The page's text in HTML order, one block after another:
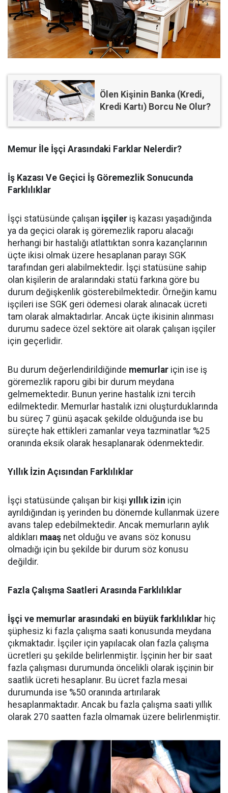
Ölen Kişinin Banka (Kredi,
Kredi Kartı) Borcu Ne Olur?
Memur İle İşçi Arasındaki Farklar Nelerdir?
İş Kazası Ve Geçici İş Göremezlik Sonucunda
Farklılıklar
İşçi statüsünde çalışan işçiler iş kazası yaşadığında
ya da geçici olarak iş göremezlik raporu alacağı
herhangi bir hastalığı atlattıktan sonra kazançlarının
üçte ikisi olmak üzere hesaplanan parayı SGK
tarafından geri alabilmektedir. İşçi statüsüne sahip
olan kişilerin de aralarındaki statü farkına göre bu
durum değişkenlik gösterebilmektedir. Örneğin kamu
işçileri ise SGK geri ödemesi olarak alınacak ücreti
tam olarak almaktadırlar. Ancak üçte ikisinin alınması
durumu sadece özel sektöre ait olarak çalışan işçiler
için geçerlidir.
Bu durum değerlendirildiğinde memurlar için ise iş
göremezlik raporu gibi bir durum meydana
gelmemektedir. Bunun yerine hastalık izni tercih
edilmektedir. Memurlar hastalık izni oluşturduklarında
bu süreç 7 günü aşacak şekilde olduğunda ise bu
süreçte hak ettikleri zamanlar veya tazminatlar %25
oranında eksik olarak hesaplanarak ödenmektedir.
Yıllık İzin Açısından Farklılıklar
İşçi statüsünde çalışan bir kişi yıllık izin için
ayrıldığından iş yerinden bu dönemde kullanmak üzere
avans talep edebilmektedir. Ancak memurların aylık
aldıkları maaş net olduğu ve avans söz konusu
olmadığı için bu şekilde bir durum söz konusu
değildir.
Fazla Çalışma Saatleri Arasında Farklılıklar
İşçi ve memurlar arasındaki en büyük farklılıklar hiç
şüphesiz ki fazla çalışma saati konusunda meydana
çıkmaktadır. İşçiler için yapılacak olan fazla çalışma
ücretleri şu şekilde belirlenmiştir. İşçinin her bir saat
fazla çalışması durumunda öncelikli olarak işçinin bir
saatlik ücreti hesaplanır. Bu ücret fazla mesai
durumunda ise %50 oranında artırılarak
hesaplanmaktadır. Ancak bu fazla çalışma saati yıllık
olarak 270 saatten fazla olmamak üzere belirlenmiştir.